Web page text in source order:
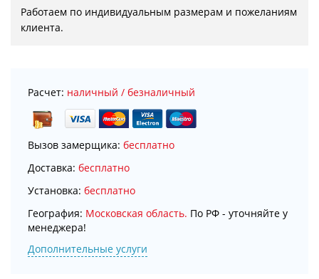
Работаем по индивидуальным размерам и пожеланиям
клиента.
Расчет: наличный / безналичный
Вызов замерщика: бесплатно
Доставка: бесплатно
Установка: бесплатно
География: Московская область. По РФ - уточняйте у
менеджера!
Дополнительные услуги